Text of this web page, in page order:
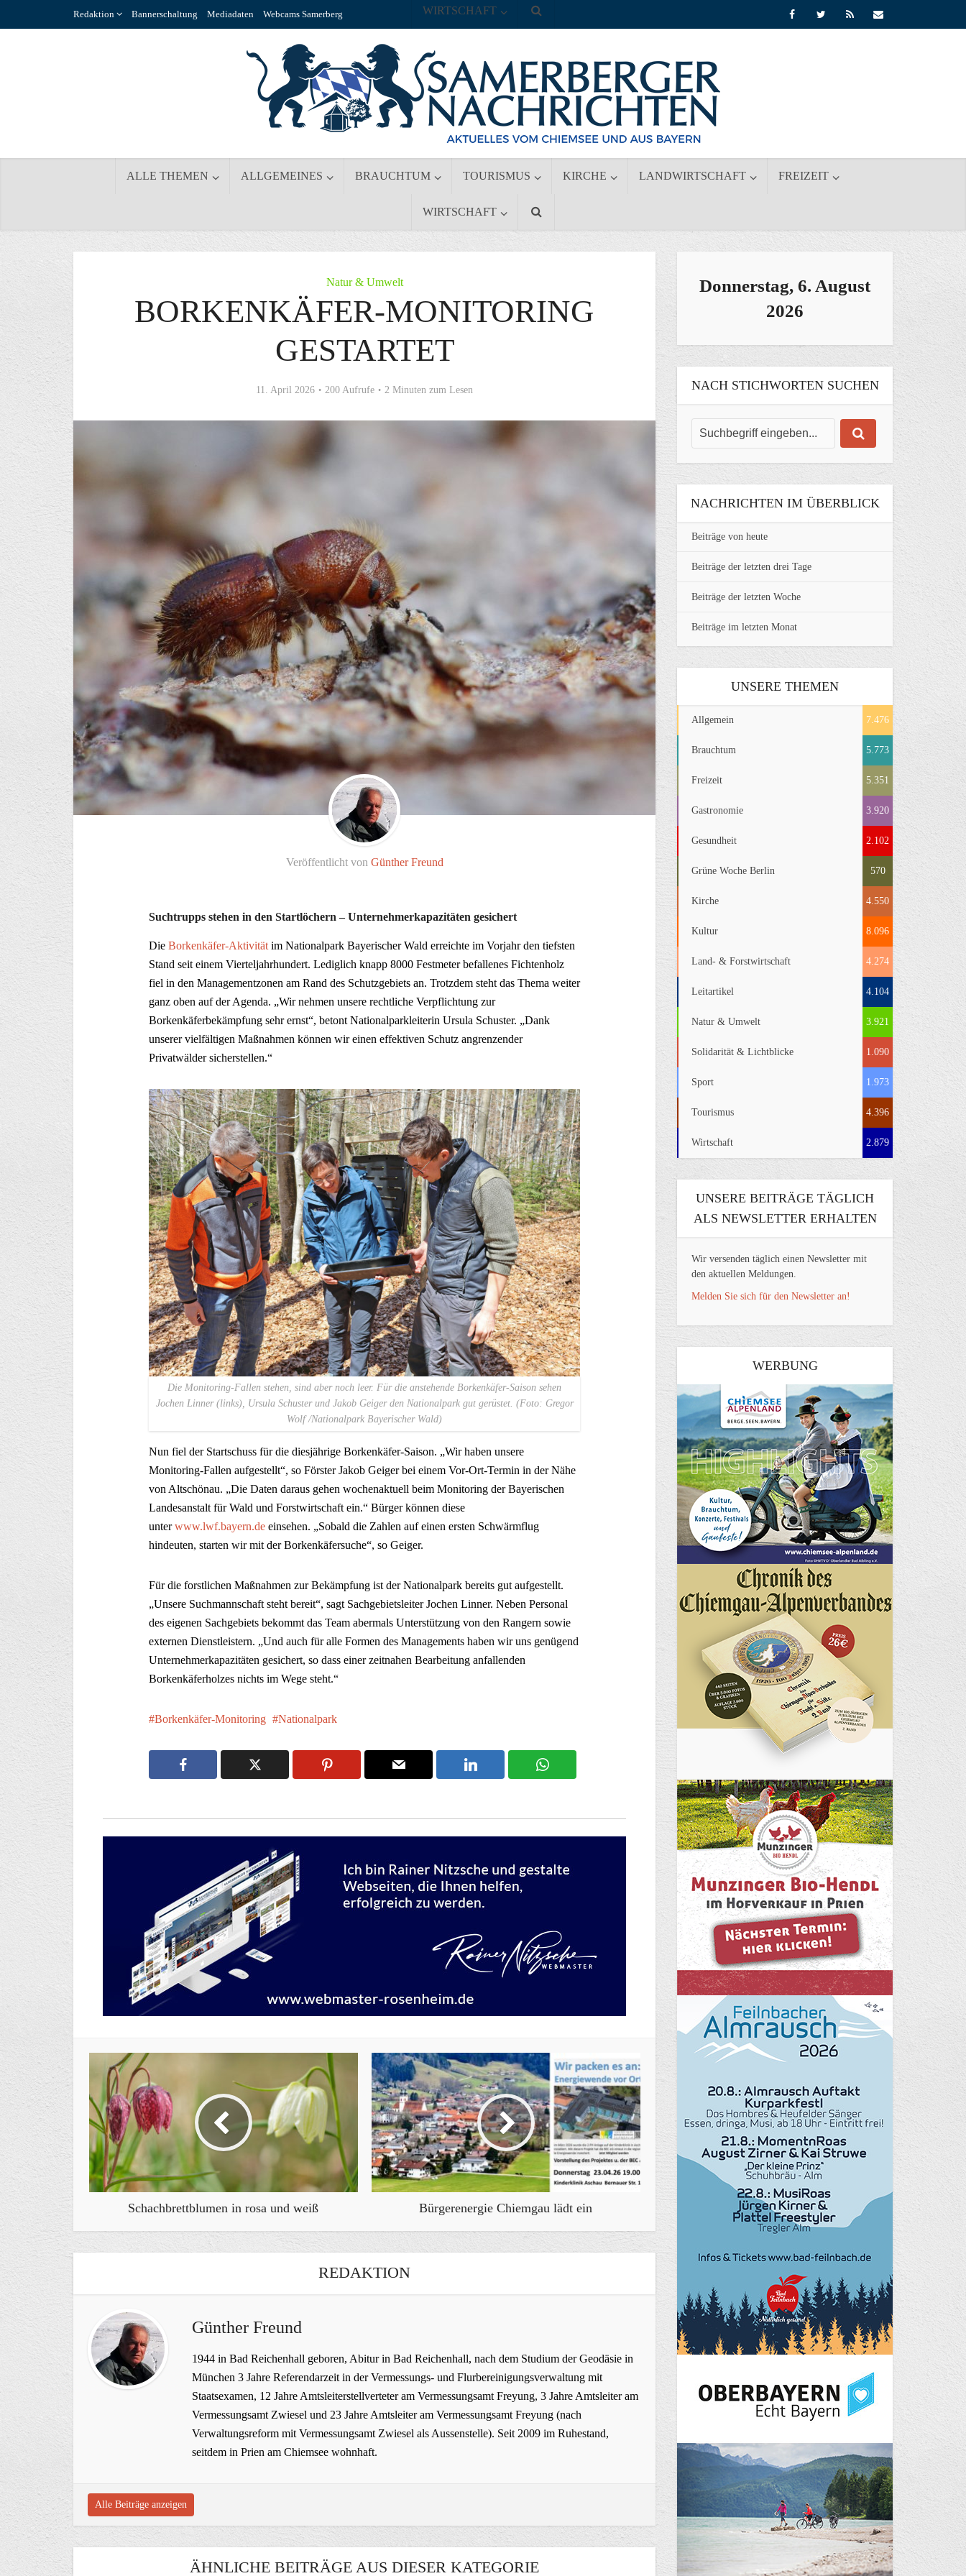
Redaktion Bannerschaltung Mediadaten Webcams Samerberg
ALLE THEMEN ALLGEMEINES BRAUCHTUM TOURISMUS KIRCHE LANDWIRTSCHAFT FREIZEIT
WIRTSCHAFT
WIRTSCHAFT
Natur & Umwelt
BORKENKÄFER-MONITORING
GESTARTET
11. April 2026 200 Aufrufe 2 Minuten zum Lesen
Veröffentlicht von Günther Freund
Suchtrupps stehen in den Startlöchern – Unternehmerkapazitäten gesichert
Die Borkenkäfer-Aktivität im Nationalpark Bayerischer Wald erreichte im Vorjahr den tiefsten
Stand seit einem Vierteljahrhundert. Lediglich knapp 8000 Festmeter befallenes Fichtenholz
fiel in den Managementzonen am Rand des Schutzgebiets an. Trotzdem steht das Thema weiter
ganz oben auf der Agenda. „Wir nehmen unsere rechtliche Verpflichtung zur
Borkenkäferbekämpfung sehr ernst“, betont Nationalparkleiterin Ursula Schuster. „Dank
unserer vielfältigen Maßnahmen können wir einen effektiven Schutz angrenzender
Privatwälder sicherstellen.“
Die Monitoring-Fallen stehen, sind aber noch leer. Für die anstehende Borkenkäfer-Saison sehen
Jochen Linner (links), Ursula Schuster und Jakob Geiger den Nationalpark gut gerüstet. (Foto: Gregor
Wolf /Nationalpark Bayerischer Wald)
Nun fiel der Startschuss für die diesjährige Borkenkäfer-Saison. „Wir haben unsere
Monitoring-Fallen aufgestellt“, so Förster Jakob Geiger bei einem Vor-Ort-Termin in der Nähe
von Altschönau. „Die Daten daraus gehen wochenaktuell beim Monitoring der Bayerischen
Landesanstalt für Wald und Forstwirtschaft ein.“ Bürger können diese
unterwww.lwf.bayern.de einsehen. „Sobald die Zahlen auf einen ersten Schwärmflug
hindeuten, starten wir mit der Borkenkäfersuche“, so Geiger.
Für die forstlichen Maßnahmen zur Bekämpfung ist der Nationalpark bereits gut aufgestellt.
„Unsere Suchmannschaft steht bereit“, sagt Sachgebietsleiter Jochen Linner. Neben Personal
des eigenen Sachgebiets bekommt das Team abermals Unterstützung von den Rangern sowie
externen Dienstleistern. „Und auch für alle Formen des Managements haben wir uns genügend
Unternehmerkapazitäten gesichert, so dass einer zeitnahen Bearbeitung anfallenden
Borkenkäferholzes nichts im Wege steht.“
Borkenkäfer-Monitoring Nationalpark
Schachbrettblumen in rosa und weiß Bürgerenergie Chiemgau lädt ein
REDAKTION
Günther Freund
1944 in Bad Reichenhall geboren, Abitur in Bad Reichenhall, nach dem Studium der Geodäsie in
München 3 Jahre Referendarzeit in der Vermessungs- und Flurbereinigungsverwaltung mit
Staatsexamen, 12 Jahre Amtsleiterstellverteter am Vermessungsamt Freyung, 3 Jahre Amtsleiter am
Vermessungsamt Zwiesel und 23 Jahre Amtsleiter am Vermessungsamt Freyung (nach
Verwaltungsreform mit Vermessungsamt Zwiesel als Aussenstelle). Seit 2009 im Ruhestand,
seitdem in Prien am Chiemsee wohnhaft.
Alle Beiträge anzeigen
ÄHNLICHE BEITRÄGE AUS DIESER KATEGORIE
Donnerstag, 6. August
2026
NACH STICHWORTEN SUCHEN
NACHRICHTEN IM ÜBERBLICK
Beiträge von heute
Beiträge der letzten drei Tage
Beiträge der letzten Woche
Beiträge im letzten Monat
UNSERE THEMEN
Allgemein 7.476
Brauchtum 5.773
Freizeit 5.351
Gastronomie 3.920
Gesundheit 2.102
Grüne Woche Berlin 570
Kirche 4.550
Kultur 8.096
Land- & Forstwirtschaft 4.274
Leitartikel 4.104
Natur & Umwelt 3.921
Solidarität & Lichtblicke 1.090
Sport 1.973
Tourismus 4.396
Wirtschaft 2.879
UNSERE BEITRÄGE TÄGLICH
ALS NEWSLETTER ERHALTEN
Wir versenden täglich einen Newsletter mit
den aktuellen Meldungen.
Melden Sie sich für den Newsletter an!
WERBUNG